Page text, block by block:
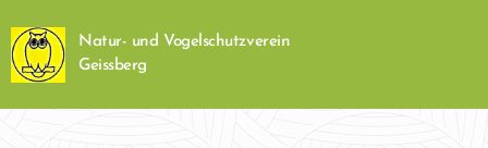
Natur- und Vogelschutzverein
Geissberg